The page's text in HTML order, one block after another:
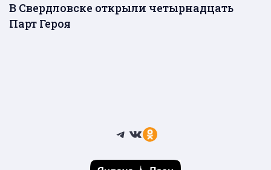
В Свердловске открыли четырнадцать
Парт Героя
Telegram
ВКонтакте
Ссылка